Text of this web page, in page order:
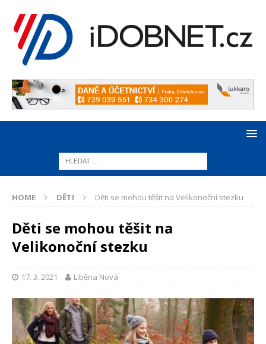
HOME DĚTI Děti se mohou těšit na Velikonoční stezku
Děti se mohou těšit na
Velikonoční stezku
17. 3. 2021 Liběna Nová